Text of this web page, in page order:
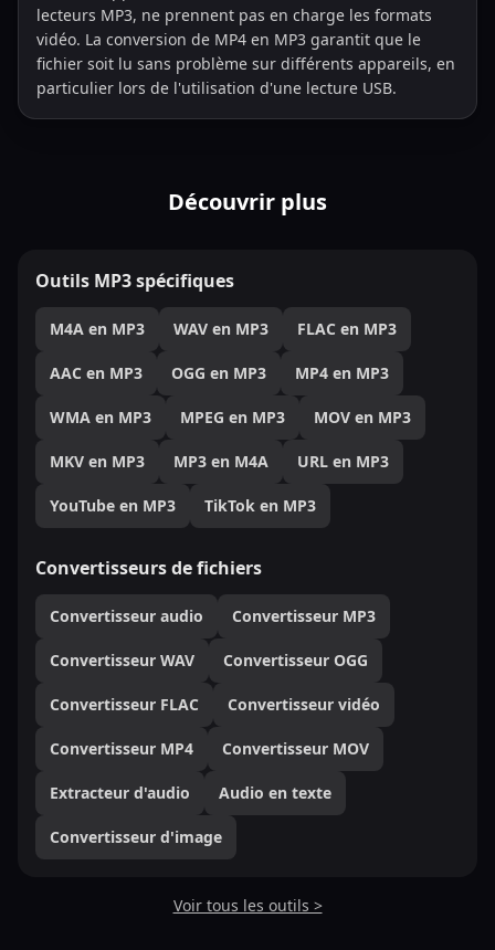
lecteurs MP3, ne prennent pas en charge les formats
vidéo. La conversion de MP4 en MP3 garantit que le
fichier soit lu sans problème sur différents appareils, en
particulier lors de l'utilisation d'une lecture USB.
Découvrir plus
Outils MP3 spécifiques
M4A en MP3 WAV en MP3 FLAC en MP3
AAC en MP3 OGG en MP3 MP4 en MP3
WMA en MP3 MPEG en MP3 MOV en MP3
MKV en MP3 MP3 en M4A URL en MP3
YouTube en MP3 TikTok en MP3
Convertisseurs de fichiers
Convertisseur audio Convertisseur MP3
Convertisseur WAV Convertisseur OGG
Convertisseur FLAC Convertisseur vidéo
Convertisseur MP4 Convertisseur MOV
Extracteur d'audio Audio en texte
Convertisseur d'image
Voir tous les outils >